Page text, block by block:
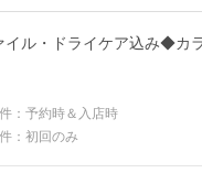
ル・ドライケア込み◆カ
：予約時＆入店時
：初回のみ